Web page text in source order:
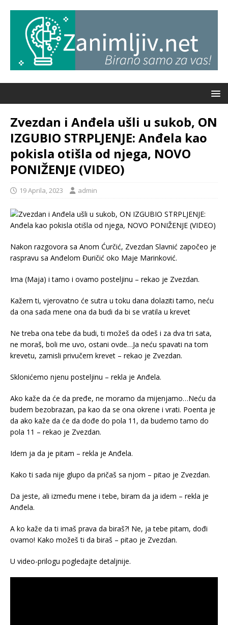
Zvezdan i Anđela ušli u sukob, ON
IZGUBIO STRPLJENJE: Anđela kao
pokisla otišla od njega, NOVO
PONIŽENJE (VIDEO)
19 Aprila, 2023 admin
Nakon razgovora sa Anom Ćurčić, Zvezdan Slavnić započeo je
raspravu sa Anđelom Đuričić oko Maje Marinković.
Ima (Maja) i tamo i ovamo posteljinu – rekao je Zvezdan.
Kažem ti, vjerovatno će sutra u toku dana dolaziti tamo, neću
da ona sada mene ona da budi da bi se vratila u krevet
Ne treba ona tebe da budi, ti možeš da odeš i za dva tri sata,
ne moraš, boli me uvo, ostani ovde…Ja neću spavati na tom
krevetu, zamisli privučem krevet – rekao je Zvezdan.
Sklonićemo njenu posteljinu – rekla je Anđela.
Ako kaže da će da pređe, ne moramo da mijenjamo…Neću da
budem bezobrazan, pa kao da se ona okrene i vrati. Poenta je
da ako kaže da će da dođe do pola 11, da budemo tamo do
pola 11 – rekao je Zvezdan.
Idem ja da je pitam – rekla je Anđela.
Kako ti sada nije glupo da pričaš sa njom – pitao je Zvezdan.
Da jeste, ali između mene i tebe, biram da ja idem – rekla je
Anđela.
A ko kaže da ti imaš prava da biraš?! Ne, ja tebe pitam, dođi
ovamo! Kako možeš ti da biraš – pitao je Zvezdan.
U video-prilogu pogledajte detaljnije.